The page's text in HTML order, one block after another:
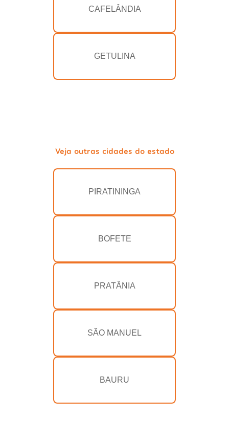
CAFELÂNDIA
GETULINA
Veja outras cidades do estado
PIRATININGA
BOFETE
PRATÂNIA
SÃO MANUEL
BAURU